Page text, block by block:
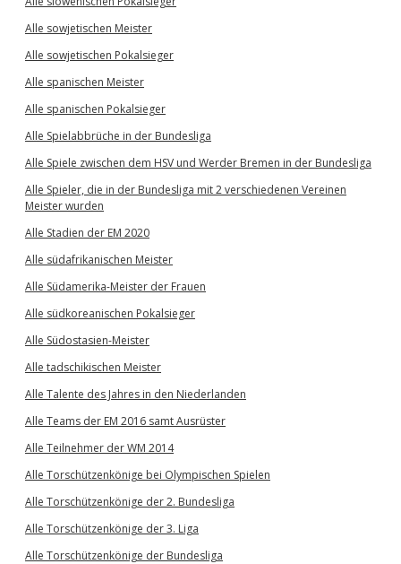
Alle sowjetischen Meister
Alle sowjetischen Pokalsieger
Alle spanischen Meister
Alle spanischen Pokalsieger
Alle Spielabbrüche in der Bundesliga
Alle Spiele zwischen dem HSV und Werder Bremen in der Bundesliga
Alle Spieler, die in der Bundesliga mit 2 verschiedenen Vereinen
Meister wurden
Alle Stadien der EM 2020
Alle südafrikanischen Meister
Alle Südamerika-Meister der Frauen
Alle südkoreanischen Pokalsieger
Alle Südostasien-Meister
Alle tadschikischen Meister
Alle Talente des Jahres in den Niederlanden
Alle Teams der EM 2016 samt Ausrüster
Alle Teilnehmer der WM 2014
Alle Torschützenkönige bei Olympischen Spielen
Alle Torschützenkönige der 2. Bundesliga
Alle Torschützenkönige der 3. Liga
Alle Torschützenkönige der Bundesliga